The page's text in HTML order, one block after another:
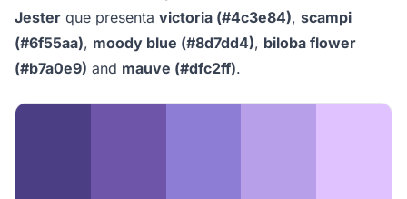
Jester que presenta victoria (#4c3e84), scampi
(#6f55aa), moody blue (#8d7dd4), biloba flower
(#b7a0e9) and mauve (#dfc2ff).